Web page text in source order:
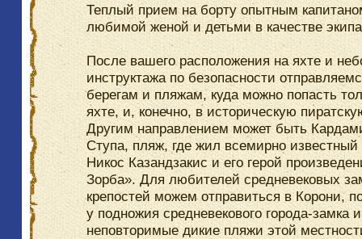
Теплый прием на борту опытным
любимой женой и детьми в качестве
После вашего расположения на яхте и
инструктажа по безопасности
берегам и пляжам, куда можно попасть
яхте, и, конечно, в историческую
Другим направлением может быть
Ступа, пляж, где жил всемирно известный
Никос Казандзакис и его герой
Зорба». Для любителей средневековых
крепостей можем отправиться в Корони,
у подножия средневекового города-замка
неповторимые дикие пляжи этой